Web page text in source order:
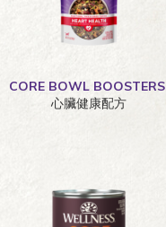
CORE BOWL BOOSTERS
心臟健康配方